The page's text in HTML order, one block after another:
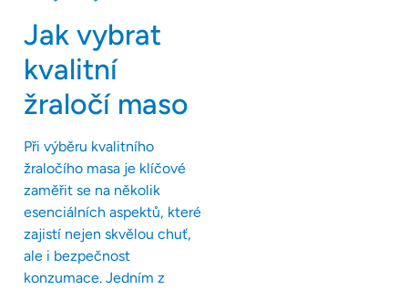
Jak vybrat
kvalitní
žraločí maso
Při výběru kvalitního
žraločího masa je klíčové
zaměřit se na několik
esenciálních aspektů, které
zajistí nejen skvělou chuť,
ale i bezpečnost
konzumace. Jedním z